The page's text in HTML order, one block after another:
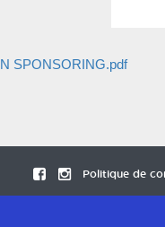
SPONSORING.pdf
Politique de